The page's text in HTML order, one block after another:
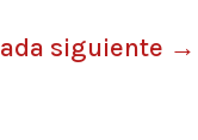
siguiente →